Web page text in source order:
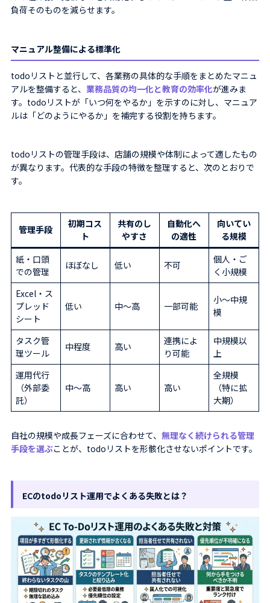
負荷そのものを減らせます。
マニュアル整備による標準化
todoリストと並行して、各業務の具体的な手順をまとめたマニュ
アルを整備すると、 業務品質の均一化と教育の効率化が進みま
す。todoリストが「いつ何をやるか」を示すのに対し、マニュア
ルは「どのようにやるか」を補完する役割を持ちます。
todoリストの管理手段は、店舗の規模や体制によって適したもの
が異なります。代表的な手段の特徴を整理すると、次のとおりで
す。
管理手段
初期コス
ト
共有のし
やすさ
自動化へ
の適性
向いてい
る規模
紙・口頭
での管理
ほぼなし 低い 不可
個人・ご
く小規模
Excel・ス
プレッド
シート
低い 中〜高 一部可能
小〜中規
模
タスク管
理ツール
中程度 高い
連携によ
り可能
中規模以
上
運用代行
（外部委
託）
中〜高 高い 高い
全規模
（特に拡
大期）
自社の規模や成長フェーズに合わせて、 無理なく続けられる管理
手段を選ぶことが、todoリストを形骸化させないポイントです。
ECのtodoリスト運用でよくある失敗とは？